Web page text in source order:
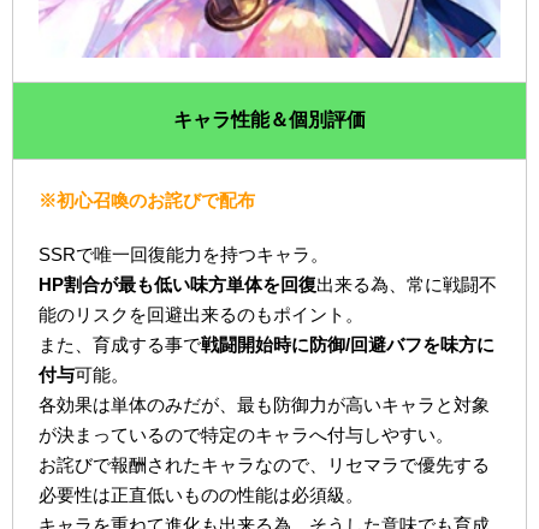
キャラ性能＆個別評価
※初心召喚のお詫びで配布
SSRで唯一回復能力を持つキャラ。
HP割合が最も低い味方単体を回復出来る為、常に戦闘不
能のリスクを回避出来るのもポイント。
また、育成する事で戦闘開始時に防御/回避バフを味方に
付与可能。
各効果は単体のみだが、最も防御力が高いキャラと対象
が決まっているので特定のキャラへ付与しやすい。
お詫びで報酬されたキャラなので、リセマラで優先する
必要性は正直低いものの性能は必須級。
キャラを重ねて進化も出来る為、そうした意味でも育成